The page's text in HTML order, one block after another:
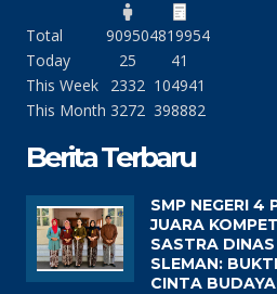
Total 909504819954
Today
25
41
This Week
2332 104941
This Month 3272 398882
Berita Terbaru
SMP NEGERI 4
JUARA
SASTRA
SLEMAN:
CINTA